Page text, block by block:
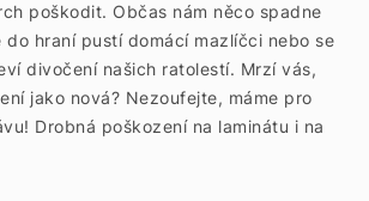
poškodit. Občas nám něco spadne
do hraní pustí domácí mazlíčci nebo se
divočení našich ratolestí. Mrzí vás,
jako nová? Nezoufejte, máme pro
Drobná poškození na laminátu i na